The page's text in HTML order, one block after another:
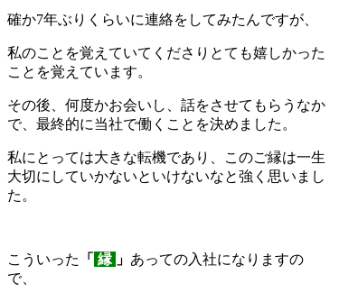
確か7年ぶりくらいに連絡をしてみたんですが、
私のことを覚えていてくださりとても嬉しかった
ことを覚えています。
その後、何度かお会いし、話をさせてもらうなか
で、最終的に当社で働くことを決めました。
私にとっては大きな転機であり、このご縁は一生
大切にしていかないといけないなと強く思いまし
た。
こういった 「 縁 」 あっての入社になりますの
で、